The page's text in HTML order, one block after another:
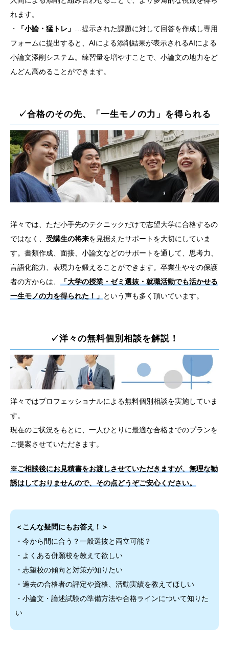
れます。
・
「小論・猛トレ」
…提示された課題に対して回答を作成し専用
フォームに提出すると、AIによる添削結果が表示されるAIによる
小論文添削システム。練習量を増やすことで、小論文の地力をど
んどん高めることができます。
✓合格のその先、「一生モノの力」を得られる
洋々では、ただ小手先のテクニックだけで志望大学に合格するの
ではなく、 受講生の将来を見据えたサポートを大切にしていま
す。書類作成、面接、小論文などのサポートを通して、思考力、
言語化能力、表現力を鍛えることができます。卒業生やその保護
者の方からは、 「大学の授業・ゼミ選抜・就職活動でも活かせる
一生モノの力を得られた！」という声も多く頂いています。
✓洋々の無料個別相談を解説！
洋々ではプロフェッショナルによる無料個別相談を実施していま
す。
現在のご状況をもとに、一人ひとりに最適な合格までのプランを
ご提案させていただきます。
※ご相談後にお見積書をお渡しさせていただきますが、無理な勧
誘はしておりませんので、その点どうぞご安心ください。
＜こんな疑問にもお答え！＞
・今から間に合う？一般選抜と両立可能？
・よくある併願校を教えて欲しい
・志望校の傾向と対策が知りたい
・過去の合格者の評定や資格、活動実績を教えてほしい
・小論文・論述試験の準備方法や合格ラインについて知りた
い